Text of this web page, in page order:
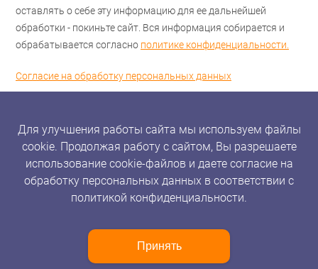
оставлять о себе эту информацию для ее дальнейшей
обработки - покиньте сайт. Вся информация собирается и
обрабатывается согласно политике конфиденциальности.
Согласие на обработку персональных данных
Для улучшения работы сайта мы используем файлы
cookie. Продолжая работу с сайтом, Вы разрешаете
использование cookie-файлов и даете согласие на
обработку персональных данных в соответствии с
политикой конфиденциальности.
Принять